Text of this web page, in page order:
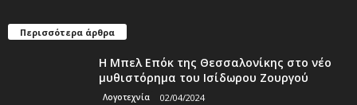
Περισσότερα άρθρα
Η Μπελ Επόκ της Θεσσαλονίκης στο νέο
μυθιστόρημα του Ισίδωρου Ζουργού
Λογοτεχνία 02/04/2024